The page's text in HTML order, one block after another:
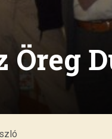
Öreg